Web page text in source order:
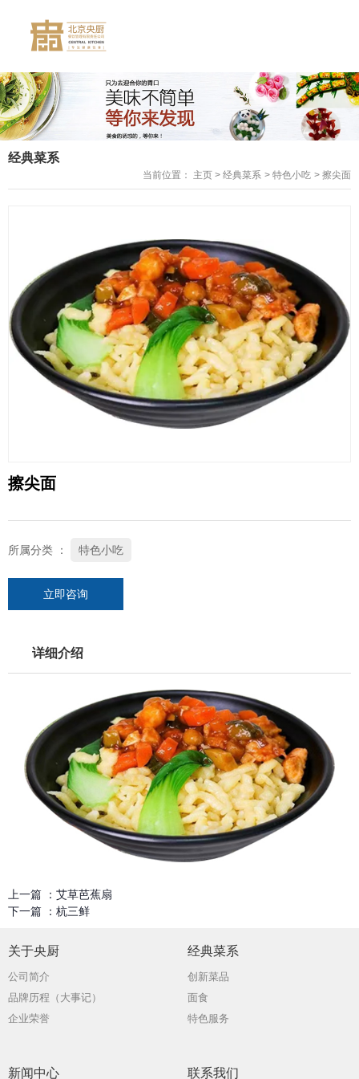
经典菜系
当前位置： 主页 > 经典菜系 > 特色小吃 > 擦尖面
擦尖面
所属分类 ： 特色小吃
立即咨询
详细介绍
上一篇 ： 艾草芭蕉扇
下一篇 ： 杭三鲜
关于央厨
公司简介
品牌历程（大事记）
企业荣誉
经典菜系
创新菜品
面食
特色服务
新闻中心 联系我们